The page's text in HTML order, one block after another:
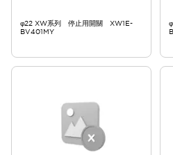
φ22 XW系列 停止用開關 XW1E-
BV401MY